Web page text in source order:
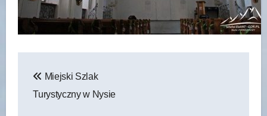
wpisu
Miejski Szlak
Turystyczny w Nysie